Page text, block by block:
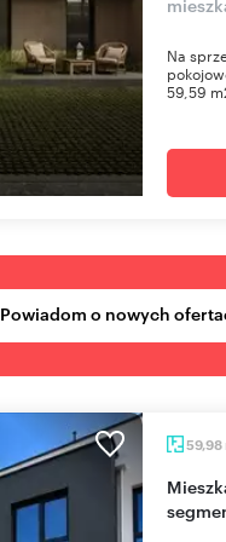
Na
59,59
Powiadom o nowych
59,98
Mieszkanie 60 m² z ogrodem - nowoczesny